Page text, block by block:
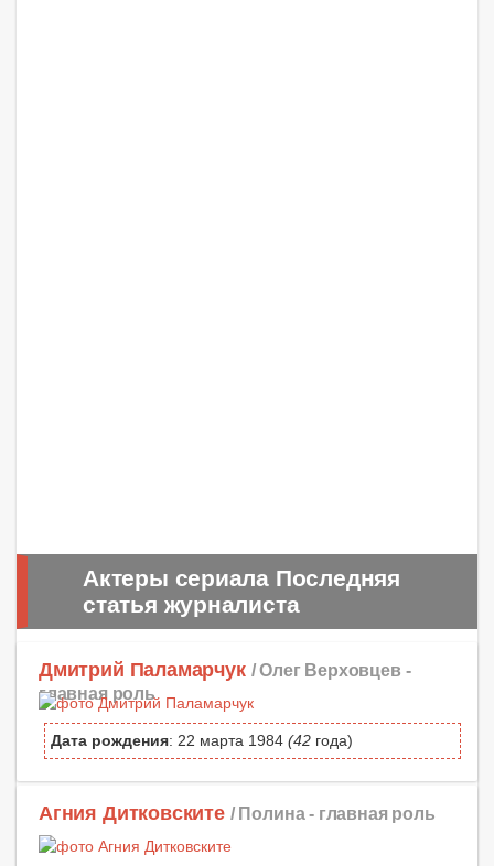
Актеры сериала Последняя
статья журналиста
Дмитрий Паламарчук / Олег Верховцев -
главная роль
Дата рождения: 22 марта 1984 (42 года)
Агния Дитковските / Полина - главная роль